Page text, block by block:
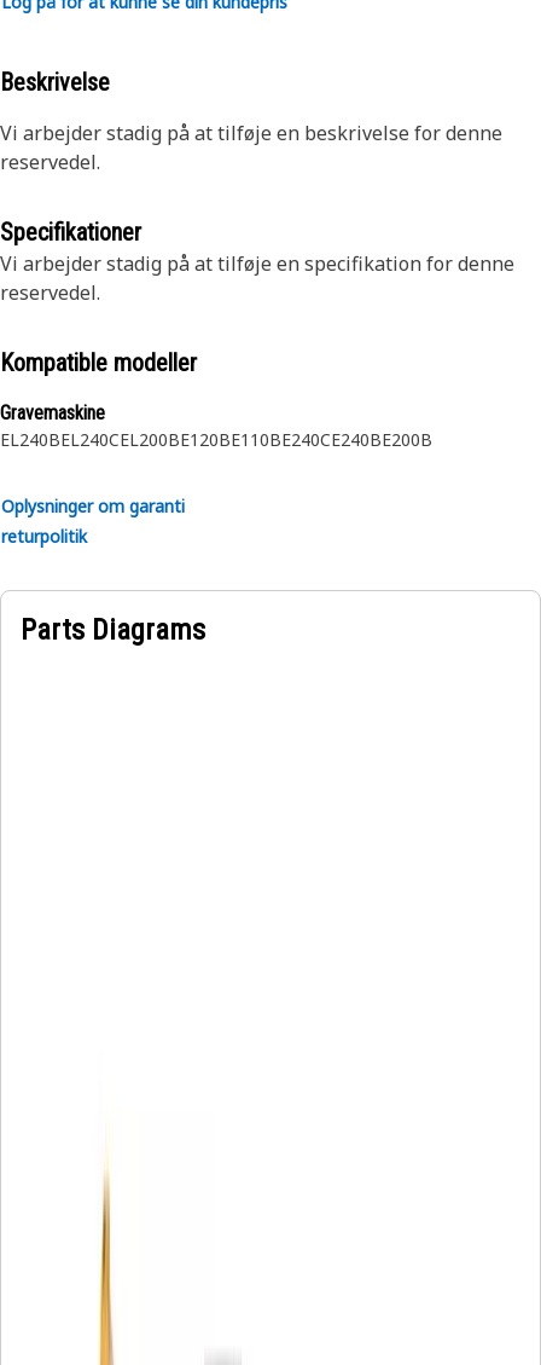
Beskrivelse
Vi arbejder stadig på at tilføje en beskrivelse for denne
reservedel.
Specifikationer
Vi arbejder stadig på at tilføje en specifikation for denne
reservedel.
Kompatible modeller
Gravemaskine
EL240BEL240CEL200BE120BE110BE240CE240BE200B
Oplysninger om garanti
returpolitik
Parts Diagrams